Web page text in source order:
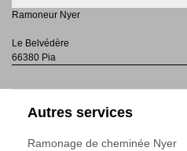
Ramoneur Nyer
Le Belvédère
66380 Pia
Autres services
Ramonage de cheminée Nyer